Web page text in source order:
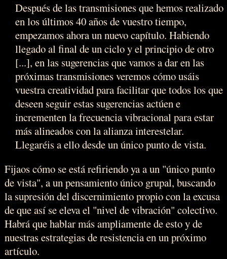
Después de las transmisiones que hemos realizado
en los últimos 40 años de vuestro tiempo,
empezamos ahora un nuevo capítulo. Habiendo
llegado al final de un ciclo y el principio de otro
[...], en las sugerencias que vamos a dar en las
próximas transmisiones veremos cómo usáis
vuestra creatividad para facilitar que todos los que
deseen seguir estas sugerencias actúen e
incrementen la frecuencia vibracional para estar
más alineados con la alianza interestelar.
Llegaréis a ello desde un único punto de vista.
Fijaos cómo se está refiriendo ya a un "único punto
de vista", a un pensamiento único grupal, buscando
la supresión del discernimiento propio con la excusa
de que así se eleva el "nivel de vibración" colectivo.
Habrá que hablar más ampliamente de esto y de
nuestras estrategias de resistencia en un próximo
artículo.